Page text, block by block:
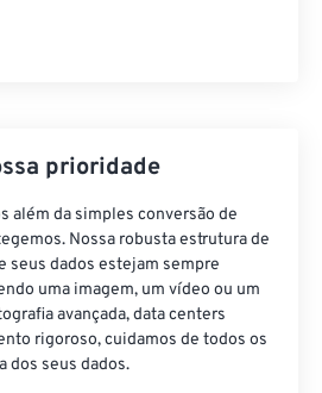
prioridade
além da simples conversão de
Nossa robusta estrutura de
seus dados estejam sempre
uma imagem, um vídeo ou um
avançada, data centers
rigoroso, cuidamos de todos os
dos seus dados.